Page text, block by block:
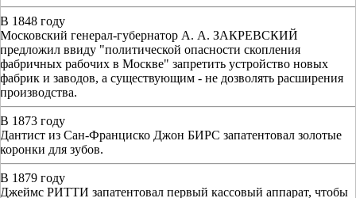
В 1848 году
Московский генерал-губернатор А. А. ЗАКРЕВСКИЙ
предложил ввиду "политической опасности скопления
фабричных рабочих в Москве" запретить устройство новых
фабрик и заводов, а существующим - не дозволять расширения
производства.
В 1873 году
Дантист из Сан-Франциско Джон БИРС запатентовал золотые
коронки для зубов.
В 1879 году
Джеймс РИТТИ запатентовал первый кассовый аппарат, чтобы